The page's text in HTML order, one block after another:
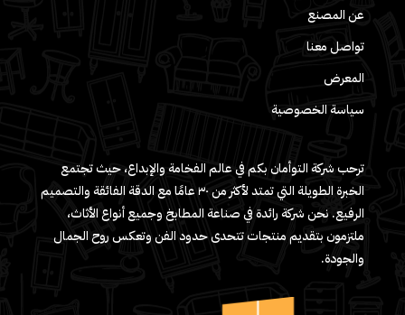
عن المصنع
تواصل معنا
المعرض
سياسة الخصوصية
ترحب شركة التوأمان بكم في عالم الفخامة والإبداع، حيث تجتمع
الخبرة الطويلة التي تمتد لأكثر من ٣٠ عامًا مع الدقة الفائقة والتصميم
الرفيع. نحن شركة رائدة في صناعة المطابخ وجميع أنواع الأثاث،
ملتزمون بتقديم منتجات تتحدى حدود الفن وتعكس روح الجمال
والجودة.